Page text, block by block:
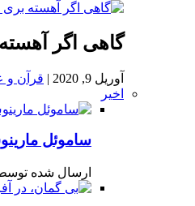
گاهی اگر
آوریل 9, 2020 | قرآن و
اخیر
ساموئل
ارسال شده